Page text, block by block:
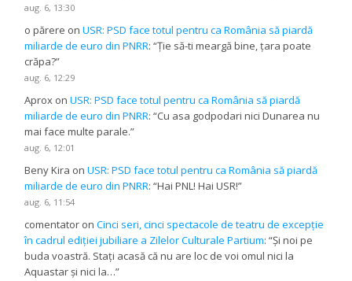
aug. 6, 13:30
o părere onUSR: PSD face totul pentru ca România să piardă
miliarde de euro din PNRR: “Ție să-ti meargă bine, țara poate
crăpa?”
aug. 6, 12:29
Aprox onUSR: PSD face totul pentru ca România să piardă
miliarde de euro din PNRR: “Cu asa godpodari nici Dunarea nu
mai face multe parale.”
aug. 6, 12:01
Beny Kira onUSR: PSD face totul pentru ca România să piardă
miliarde de euro din PNRR: “Hai PNL! Hai USR!”
aug. 6, 11:54
comentator onCinci seri, cinci spectacole de teatru de excepție
în cadrul ediției jubiliare a Zilelor Culturale Partium: “Și noi pe
buda voastră. Stați acasă că nu are loc de voi omul nici la
Aquastar și nici la…”